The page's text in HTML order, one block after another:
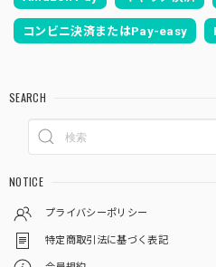
コンビニ決済またはPay-easy
SEARCH
NOTICE
プライバシーポリシー
特定商取引法に基づく表記